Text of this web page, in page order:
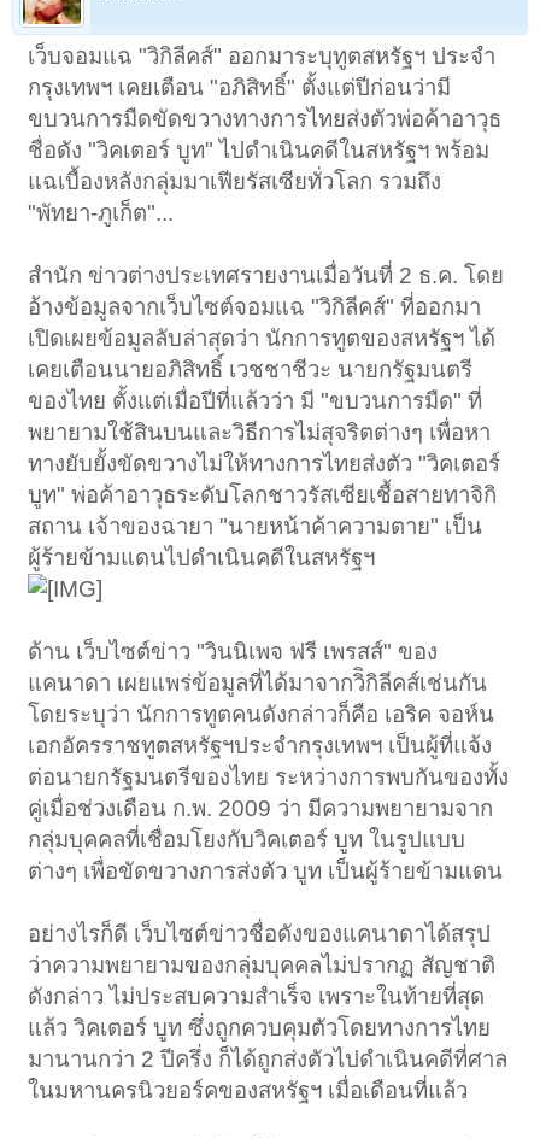
เว็บจอมแฉ "วิกิลีคส์" ออกมาระบุทูตสหรัฐฯ ประจำ
กรุงเทพฯ เคยเตือน "อภิสิทธิ์" ตั้งแต่ปีก่อนว่ามี
ขบวนการมืดขัดขวางทางการไทยส่งตัวพ่อค้าอาวุธ
ชื่อดัง "วิคเตอร์ บูท" ไปดำเนินคดีในสหรัฐฯ พร้อม
แฉเบื้องหลังกลุ่มมาเฟียรัสเซียทั่วโลก รวมถึง
"พัทยา-ภูเก็ต"...
สำนัก ข่าวต่างประเทศรายงานเมื่อวันที่ 2 ธ.ค. โดย
อ้างข้อมูลจากเว็บไซต์จอมแฉ "วิกิลีคส์" ที่ออกมา
เปิดเผยข้อมูลลับล่าสุดว่า นักการทูตของสหรัฐฯ ได้
เคยเตือนนายอภิสิทธิ์ เวชชาชีวะ นายกรัฐมนตรี
ของไทย ตั้งแต่เมื่อปีที่แล้วว่า มี "ขบวนการมืด" ที่
พยายามใช้สินบนและวิธีการไม่สุจริตต่างๆ เพื่อหา
ทางยับยั้งขัดขวางไม่ให้ทางการไทยส่งตัว "วิคเตอร์
บูท" พ่อค้าอาวุธระดับโลกชาวรัสเซียเชื้อสายทาจิกิ
สถาน เจ้าของฉายา "นายหน้าค้าความตาย" เป็น
ผู้ร้ายข้ามแดนไปดำเนินคดีในสหรัฐฯ
ด้าน เว็บไซต์ข่าว "วินนิเพจ ฟรี เพรสส์" ของ
แคนาดา เผยแพร่ข้อมูลที่ได้มาจากวิิกิลีคส์เช่นกัน
โดยระบุว่า นักการทูตคนดังกล่าวก็คือ เอริค จอห์น
เอกอัครราชทูตสหรัฐฯประจำกรุงเทพฯ เป็นผู้ที่แจ้ง
ต่อนายกรัฐมนตรีของไทย ระหว่างการพบกันของทั้ง
คู่เมื่อช่วงเดือน ก.พ. 2009 ว่า มีความพยายามจาก
กลุ่มบุคคลที่เชื่อมโยงกับวิคเตอร์ บูท ในรูปแบบ
ต่างๆ เพื่อขัดขวางการส่งตัว บูท เป็นผู้ร้ายข้ามแดน
อย่างไรก็ดี เว็บไซต์ข่าวชื่อดังของแคนาดาได้สรุป
ว่าความพยายามของกลุ่มบุคคลไม่ปรากฏ สัญชาติ
ดังกล่าว ไม่ประสบความสำเร็จ เพราะในท้ายที่สุด
แล้ว วิคเตอร์ บูท ซึ่งถูกควบคุมตัวโดยทางการไทย
มานานกว่า 2 ปีครึ่ง ก็ได้ถูกส่งตัวไปดำเนินคดีที่ศาล
ในมหานครนิวยอร์คของสหรัฐฯ เมื่อเดือนที่แล้ว